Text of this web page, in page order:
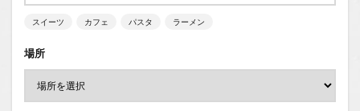
スイーツ カフェ パスタ ラーメン
場所